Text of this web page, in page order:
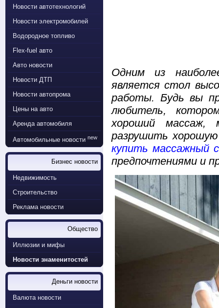
Одним из
является стол
работы. Будь вы
любитель,
хороший массаж,
разрушить
купить массажный
предпочтениями и
Новости автотехнологий
Новости электромобилей
Водородное топливо
Flex-fuel авто
Авто новости
Новости ДТП
Новости автопрома
Цены на авто
Аренда автомобиля
Автомобильные новостиnew
Бизнес новости
Недвижимость
Строительство
Реклама новости
Общество
Иллюзии и мифы
Новости знаменитостей
Деньги новости
Валюта новости